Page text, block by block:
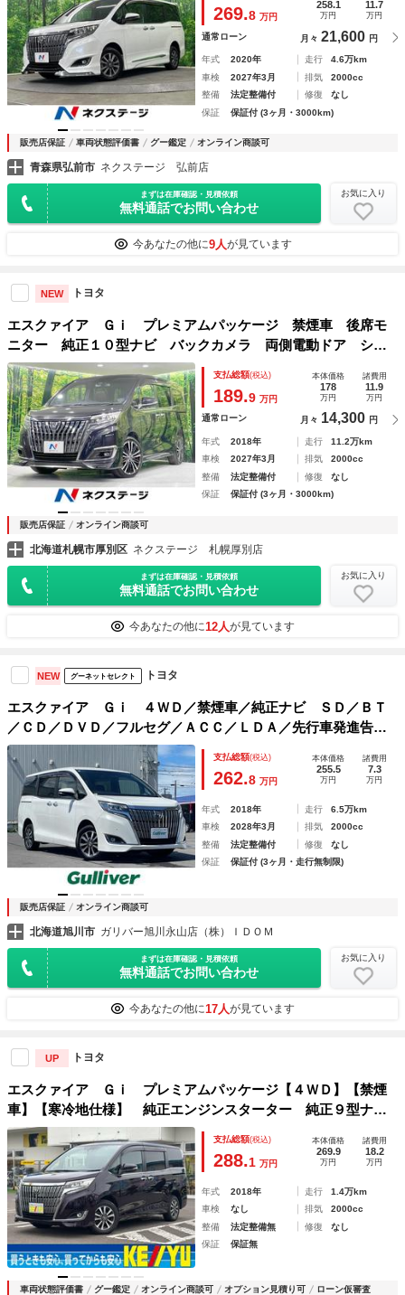
269.8 万円
258.1
万円
11.7
万円
通常ローン 月々 21,600 円
年式 2020年 走行
4.6万km
車検
2027年3月 排気
2000cc
整備
法定整備付 修復
なし
保証
保証付 (3ヶ月・3000km)
販売店保証 車両状態評価書 グー鑑定 オンライン商談可
青森県弘前市 ネクステージ 弘前店
まずは在庫確認・見積依頼
無料通話でお問い合わせ
お気に入り
今あなたの他に9人が見ています
NEW トヨタ
エスクァイア Ｇｉ プレミアムパッケージ 禁煙車 後席モ
ニター 純正１０型ナビ バックカメラ 両側電動ドア シー
トヒーター 衝突軽減 寒冷地仕様 クルコン ＬＥＤヘッ
ド・フォグ リアオートエアコン 純正１８ＡＷ ステアリン
グヒーター
支払総額(税込)
189.9 万円
本体価格
178
万円
諸費用
11.9
万円
通常ローン 月々 14,300 円
年式 2018年 走行
11.2万km
車検
2027年3月 排気
2000cc
整備
法定整備付 修復
なし
保証
保証付 (3ヶ月・3000km)
販売店保証 オンライン商談可
北海道札幌市厚別区 ネクステージ 札幌厚別店
まずは在庫確認・見積依頼
無料通話でお問い合わせ
お気に入り
今あなたの他に12人が見ています
NEW グーネットセレクト トヨタ
エスクァイア Ｇｉ ４ＷＤ／禁煙車／純正ナビ ＳＤ／ＢＴ
／ＣＤ／ＤＶＤ／フルセグ／ＡＣＣ／ＬＤＡ／先行車発進告知
／両側パワースライドドア／レザーシート／前席シートヒータ
ー／革巻きステアリング／
支払総額(税込)
262.8 万円
本体価格
255.5
万円
諸費用
7.3
万円
年式 2018年 走行
6.5万km
車検
2028年3月 排気
2000cc
整備
法定整備付 修復
なし
保証
保証付 (3ヶ月・走行無制限)
販売店保証 オンライン商談可
北海道旭川市 ガリバー旭川永山店（株）ＩＤＯＭ
まずは在庫確認・見積依頼
無料通話でお問い合わせ
お気に入り
今あなたの他に17人が見ています
UP トヨタ
エスクァイア Ｇｉ プレミアムパッケージ【４ＷＤ】【禁煙
車】【寒冷地仕様】 純正エンジンスターター 純正９型ナ
ビ 地デジ バックカメラ ＥＴＣ ドライブレコーダー ブ
ラウンコンビシート シート＆ステアヒーター 両側電動スラ
イド 衝突軽減 コーナーセンサー ＬＥＤオートライト
支払総額(税込)
288.1 万円
本体価格
269.9
万円
諸費用
18.2
万円
年式 2018年 走行
1.4万km
車検
なし 排気
2000cc
整備
法定整備無 修復
なし
保証
保証無
車両状態評価書 グー鑑定 オンライン商談可 オプション見積り可 ローン仮審査